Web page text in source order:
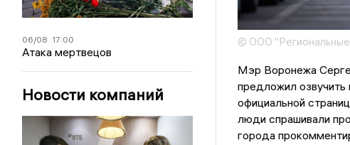
06/08 17:00
Атака мертвецов
Новости компаний
© ООО "Региональные
Мэр Воронежа
предложил
официальной
люди спрашивали
города